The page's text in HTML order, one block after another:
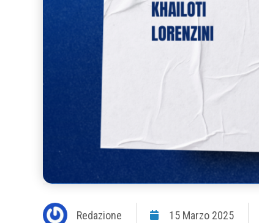
Redazione 15 Marzo 2025